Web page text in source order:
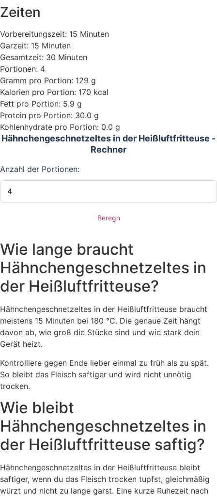
Zeiten
Vorbereitungszeit: 15 Minuten
Garzeit: 15 Minuten
Gesamtzeit: 30 Minuten
Portionen: 4
Gramm pro Portion: 129 g
Kalorien pro Portion: 170 kcal
Fett pro Portion: 5.9 g
Protein pro Portion: 30.0 g
Kohlenhydrate pro Portion: 0.0 g
Hähnchengeschnetzeltes in der Heißluftfritteuse -
Rechner
Anzahl der Portionen:
Beregn
Wie lange braucht
Hähnchengeschnetzeltes in
der Heißluftfritteuse?
Hähnchengeschnetzeltes in der Heißluftfritteuse braucht
meistens 15 Minuten bei 180 °C. Die genaue Zeit hängt
davon ab, wie groß die Stücke sind und wie stark dein
Gerät heizt.
Kontrolliere gegen Ende lieber einmal zu früh als zu spät.
So bleibt das Fleisch saftiger und wird nicht unnötig
trocken.
Wie bleibt
Hähnchengeschnetzeltes in
der Heißluftfritteuse saftig?
Hähnchengeschnetzeltes in der Heißluftfritteuse bleibt
saftiger, wenn du das Fleisch trocken tupfst, gleichmäßig
würzt und nicht zu lange garst. Eine kurze Ruhezeit nach